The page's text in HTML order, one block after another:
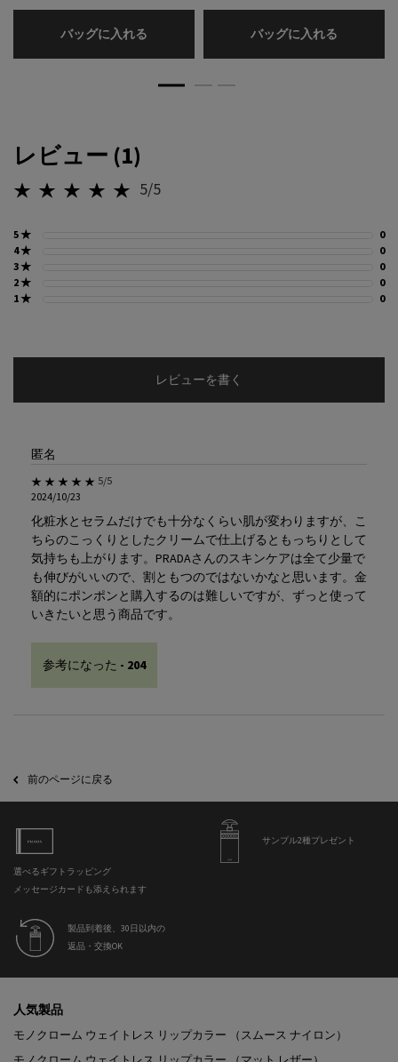
バッグに入れる モノクローム ウェイトレス リップカラー
バッグに入れる
レビュー (1)
5星中5。 5/5
5 ★ 00
4 ★
00
3 ★
00
2 ★
00
1 ★
00
レビューを書く
匿名
5星中5。
5/5
2024/10/23
化粧水とセラムだけでも十分なくらい肌が変わりますが、こ
ちらのこっくりとしたクリームで仕上げるともっちりとして
気持ちも上がります。PRADAさんのスキンケアは全て少量で
も伸びがいいので、割ともつのではないかなと思います。金
額的にポンポンと購入するのは難しいですが、ずっと使って
いきたいと思う商品です。
参考になった - 204
前のページに戻る
選べるギフトラッピング
メッセージカードも添えられます
サンプル2種プレゼント
製品到着後、30日以内の
返品・交換OK
人気製品
モノクローム ウェイトレス リップカラー （スムース ナイロン）